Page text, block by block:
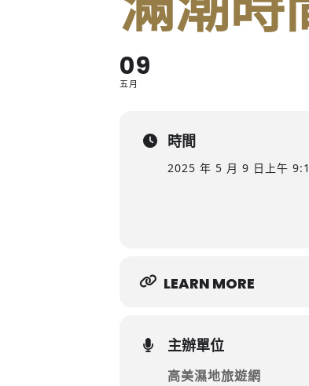
09
五月
時間
2025 年 5 月 9 日 上午
LEARN MORE
主辦單位
高美濕地旅遊網